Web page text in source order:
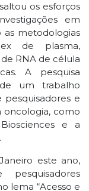
os esforços
em
as metodologias
de plasma,
RNA de célula
A pesquisa
um trabalho
e
oncologia, como
e a
este ano,
lema “Acesso e